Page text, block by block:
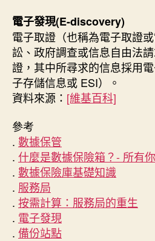
電子發現(E-discovery)
電子取證（也稱為電子取證
訟、政府調查或信息自由法
證，其中所尋求的信息採用
子存儲信息或 ESI）。
資料來源： [維基百科]
參考
. 數據保管
. 什麼是數據保險箱？- 所有
. 數據保險庫基礎知識
. 服務局
. 按需計算：服務局的重生
. 電子發現
. 備份站點